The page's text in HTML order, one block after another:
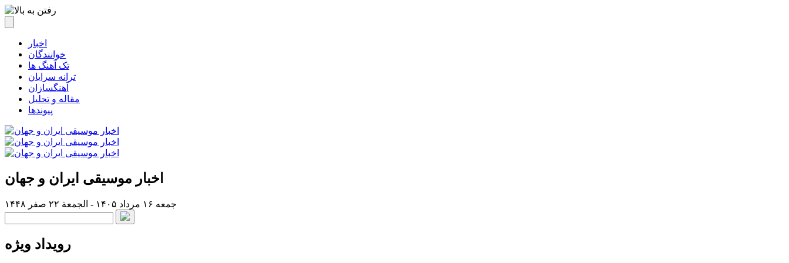
اخبار
خوانندگان
تک آهنگ ها
ترانه سرایان
آهنگسازان
مقاله و تحلیل
پیوندها
اخبار موسیقی ایران و جهان
جمعه ۱۶ مرداد ۱۴۰۵ - الجمعة ۲۲ صفر ۱۴۴۸
رویداد ویژه